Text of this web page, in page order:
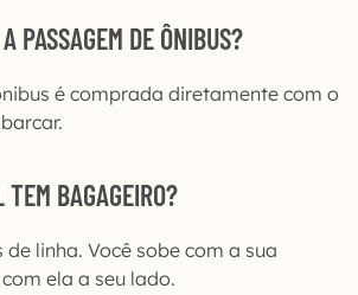
PASSAGEM DE ÔNIBUS?
é comprada diretamente com o
TEM BAGAGEIRO?
de linha. Você sobe com a sua
ela a seu lado.